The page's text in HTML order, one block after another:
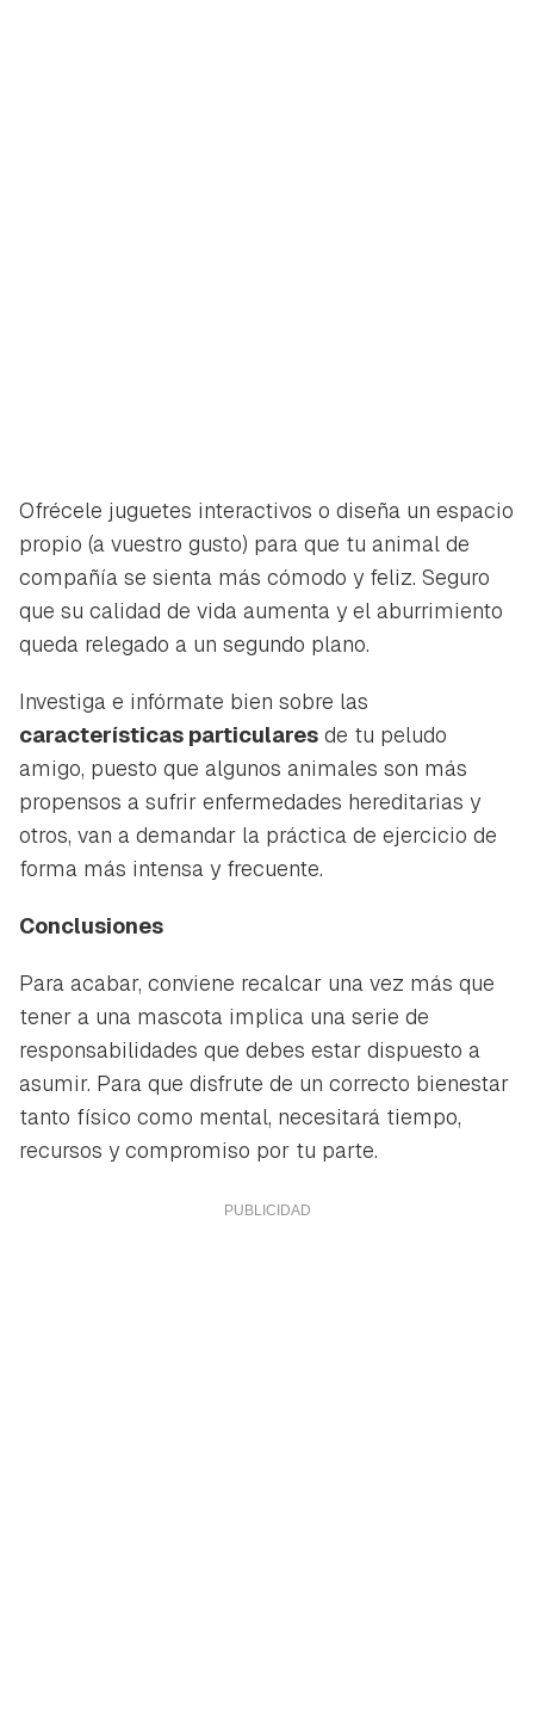
Ofrécele juguetes interactivos o diseña un espacio
propio (a vuestro gusto) para que tu animal de
compañía se sienta más cómodo y feliz. Seguro
que su calidad de vida aumenta y el aburrimiento
queda relegado a un segundo plano.
Investiga e infórmate bien sobre las
características particulares de tu peludo
amigo, puesto que algunos animales son más
propensos a sufrir enfermedades hereditarias y
otros, van a demandar la práctica de ejercicio de
forma más intensa y frecuente.
Conclusiones
Para acabar, conviene recalcar una vez más que
tener a una mascota implica una serie de
responsabilidades que debes estar dispuesto a
asumir. Para que disfrute de un correcto bienestar
tanto físico como mental, necesitará tiempo,
recursos y compromiso por tu parte.